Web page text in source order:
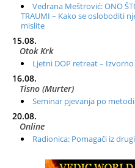
Vedrana Meštrović: ONO
TRAUMI – Kako se osloboditi
mislite
15.08.
Otok Krk
Ljetni DOP retreat –
16.08.
Tisno (Murter)
Seminar pjevanja po
20.08.
Online
Radionica: Pomagači iz